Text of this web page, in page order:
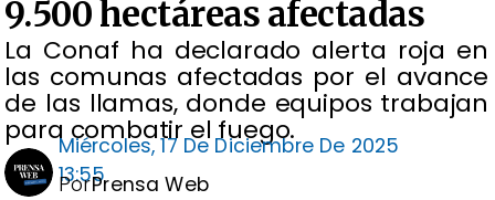
9.500 hectáreas afectadas
La Conaf ha declarado alerta roja en
las comunas afectadas por el avance
de las llamas, donde equipos trabajan
para combatir el fuego.
Miércoles, 17 De Diciembre De 2025
13:55Prensa Web
Por